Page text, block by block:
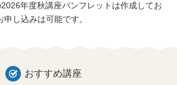
年度秋講座パンフレットは作成してお
し込みは可能です。
おすすめ講座